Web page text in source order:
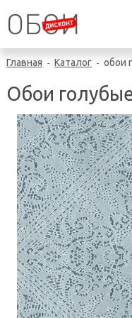
Главная - Каталог - обои
Обои